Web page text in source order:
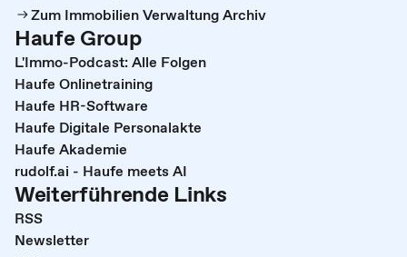
Zum Immobilien Verwaltung Archiv
Haufe Group
L'Immo-Podcast: Alle Folgen
Haufe Onlinetraining
Haufe HR-Software
Haufe Digitale Personalakte
Haufe Akademie
rudolf.ai - Haufe meets AI
Weiterführende Links
RSS
Newsletter